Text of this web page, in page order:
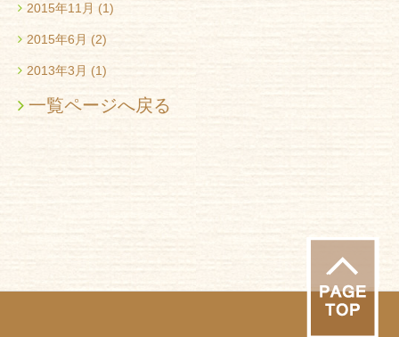
2015年11月 (1)
2015年6月 (2)
2013年3月 (1)
一覧ページへ戻る